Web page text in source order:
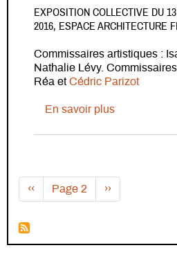
EXPOSITION COLLECTIVE DU
2016, ESPACE ARCHITECTURE
Commissaires artistiques :
Nathalie Lévy.
Réa etCédric Parizot
En savoir plussur
Page précédente
‹‹ Page 2 Page suivante
››